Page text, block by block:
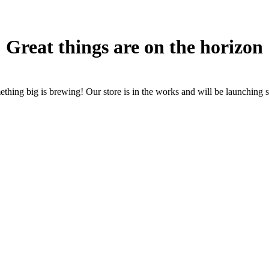
Great things are on the horizon
big is brewing! Our store is in the works and will be launching